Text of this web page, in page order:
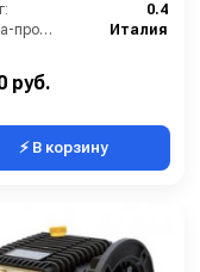
0.4
Страна-производитель:
Италия
руб.
⚡ В корзину